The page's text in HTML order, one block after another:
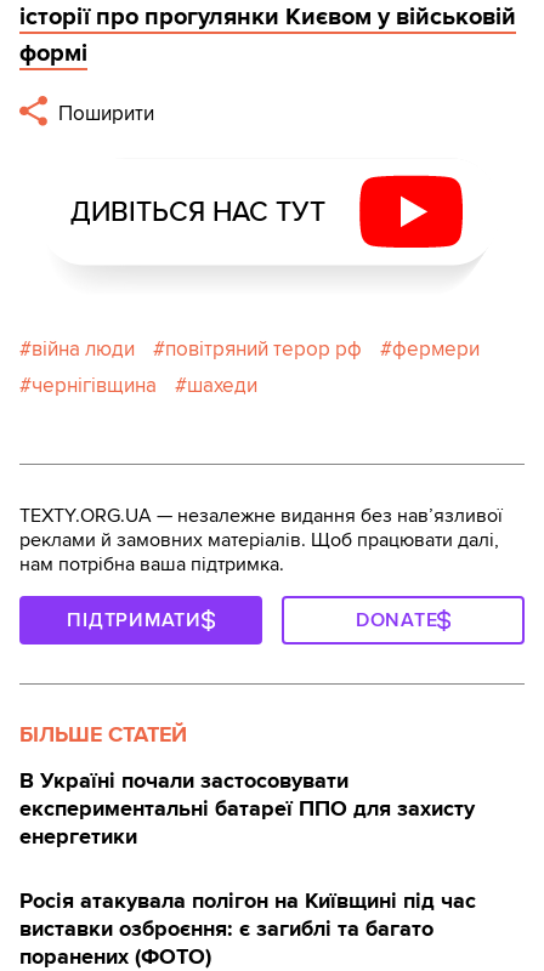
історії про прогулянки Києвом у військовій
формі
Поширити
ДИВІТЬСЯ НАС ТУТ
війна люди повітряний терор рф
фермери
чернігівщина
шахеди
TEXTY.ORG.UA — незалежне видання без навʼязливої
реклами й замовних матеріалів. Щоб працювати далі,
нам потрібна ваша підтримка.
ПІДТРИМАТИ DONATE
БІЛЬШЕ СТАТЕЙ
В Україні почали застосовувати
експериментальні батареї ППО для захисту
енергетики
Росія атакувала полігон на Київщині під час
виставки озброєння: є загиблі та багато
поранених (ФОТО)